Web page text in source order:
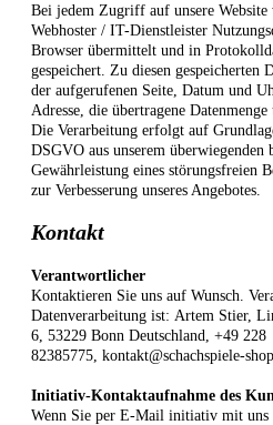
Bei jedem Zugriff auf unsere Website
Webhoster / IT-Dienstleister
Browser übermittelt und in
gespeichert. Zu diesen gespeicherten
der aufgerufenen Seite, Datum und
Adresse, die übertragene
Die Verarbeitung erfolgt auf
DSGVO aus unserem überwiegenden
Gewährleistung eines störungsfreien
zur Verbesserung unseres Angebotes.
Kontakt
Verantwortlicher
Kontaktieren Sie uns auf Wunsch.
Datenverarbeitung ist: Artem Stier,
6, 53229 Bonn Deutschland, +49 228
82385775, kontakt@schachspiele-
Initiativ-Kontaktaufnahme des
Wenn Sie per E-Mail initiativ mit uns